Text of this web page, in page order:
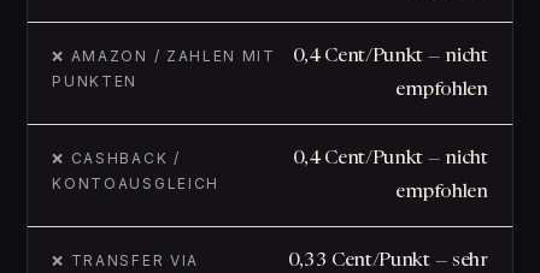
❌ AMAZON / ZAHLEN MIT
PUNKTEN
0,4 Cent/Punkt — nicht
empfohlen
❌ CASHBACK /
KONTOAUSGLEICH
0,4 Cent/Punkt — nicht
empfohlen
❌ TRANSFER VIA
0,33 Cent/Punkt — sehr